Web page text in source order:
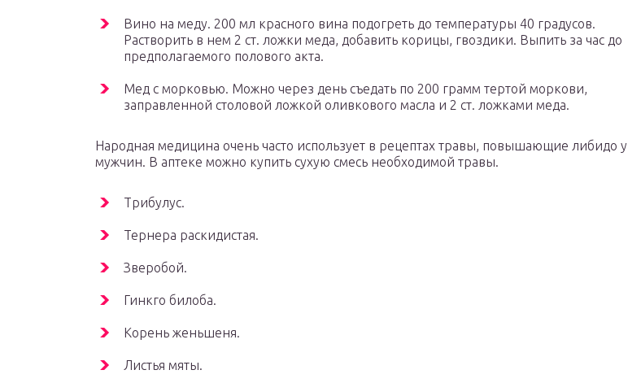
Вино на меду. 200 мл красного вина подогреть до температуры 40 градусов.
Растворить в нем 2 ст. ложки меда, добавить корицы, гвоздики. Выпить за час до
предполагаемого полового акта.
Мед с морковью. Можно через день съедать по 200 грамм тертой моркови,
заправленной столовой ложкой оливкового масла и 2 ст. ложками меда.
Народная медицина очень часто использует в рецептах травы, повышающие либидо у
мужчин. В аптеке можно купить сухую смесь необходимой травы.
Трибулус.
Тернера раскидистая.
Зверобой.
Гинкго билоба.
Корень женьшеня.
Листья мяты.